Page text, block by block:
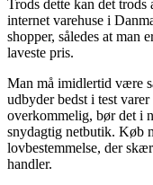
Trods dette kan det
internet varehuse i
shopper, således at man
laveste pris.
Man må imidlertid være
udbyder bedst i test
overkommelig, bør det i
snydagtig netbutik. Køb
lovbestemmelse, der
handler.